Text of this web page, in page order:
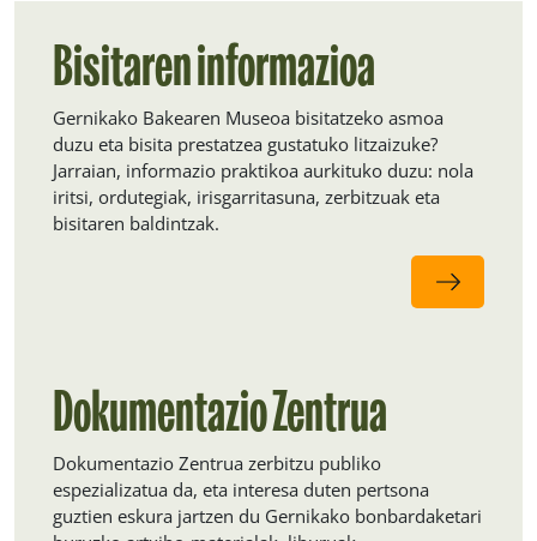
Bisitaren informazioa
Gernikako Bakearen Museoa bisitatzeko asmoa
duzu eta bisita prestatzea gustatuko litzaizuke?
Jarraian, informazio praktikoa aurkituko duzu: nola
iritsi, ordutegiak, irisgarritasuna, zerbitzuak eta
bisitaren baldintzak.
Dokumentazio Zentrua
Dokumentazio Zentrua zerbitzu publiko
espezializatua da, eta interesa duten pertsona
guztien eskura jartzen du Gernikako bonbardaketari